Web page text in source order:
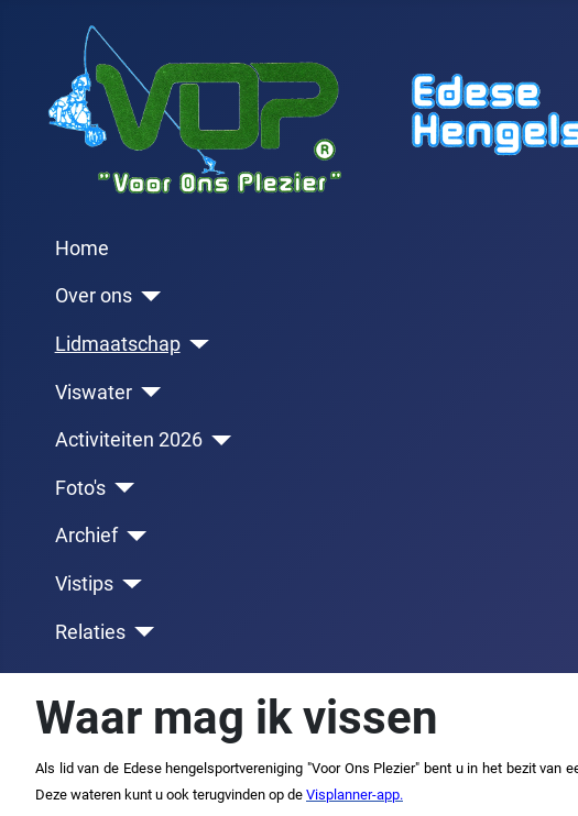
Home
Over ons
Lidmaatschap
Viswater
Activiteiten 2026
Foto's
Archief
Vistips
Relaties
Waar mag ik vissen
Als lid van de Edese hengelsportvereniging "Voor Ons Plezier" bent u in het bezit van
Deze wateren kunt u ook terugvinden op de Visplanner-app.